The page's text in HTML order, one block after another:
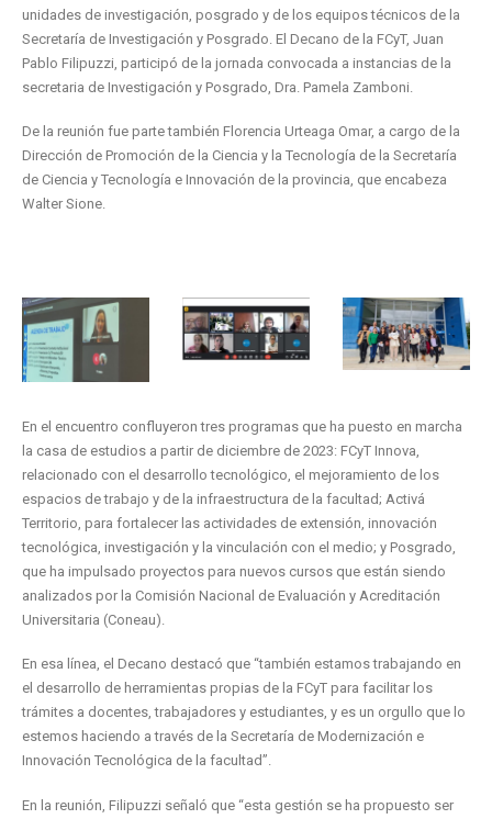
unidades de investigación, posgrado y de los equipos técnicos de la
Secretaría de Investigación y Posgrado. El Decano de la FCyT, Juan
Pablo Filipuzzi, participó de la jornada convocada a instancias de la
secretaria de Investigación y Posgrado, Dra. Pamela Zamboni.
De la reunión fue parte también Florencia Urteaga Omar, a cargo de la
Dirección de Promoción de la Ciencia y la Tecnología de la Secretaría
de Ciencia y Tecnología e Innovación de la provincia, que encabeza
Walter Sione.
En el encuentro confluyeron tres programas que ha puesto en marcha
la casa de estudios a partir de diciembre de 2023: FCyT Innova,
relacionado con el desarrollo tecnológico, el mejoramiento de los
espacios de trabajo y de la infraestructura de la facultad; Activá
Territorio, para fortalecer las actividades de extensión, innovación
tecnológica, investigación y la vinculación con el medio; y Posgrado,
que ha impulsado proyectos para nuevos cursos que están siendo
analizados por la Comisión Nacional de Evaluación y Acreditación
Universitaria (Coneau).
En esa línea, el Decano destacó que “también estamos trabajando en
el desarrollo de herramientas propias de la FCyT para facilitar los
trámites a docentes, trabajadores y estudiantes, y es un orgullo que lo
estemos haciendo a través de la Secretaría de Modernización e
Innovación Tecnológica de la facultad”.
En la reunión, Filipuzzi señaló que “esta gestión se ha propuesto ser